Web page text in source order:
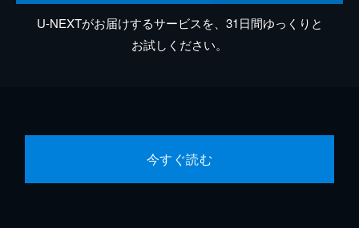
U-NEXTがお届けするサービスを、31日間ゆっくりと
お試しください。
今すぐ読む